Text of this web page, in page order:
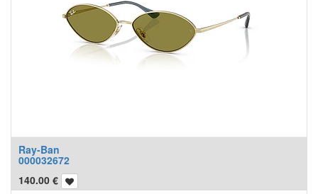
Ray-Ban
000032672
140.00 €